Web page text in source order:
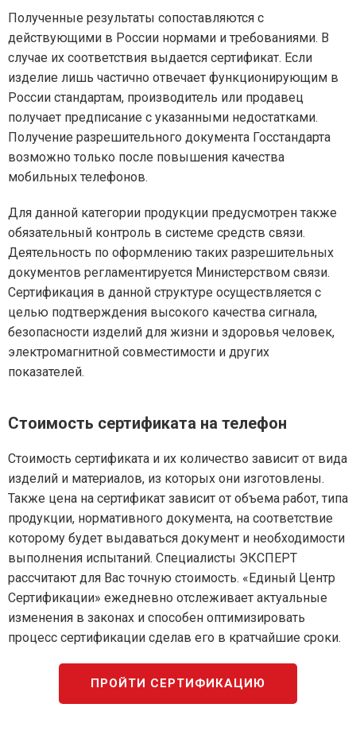
Полученные результаты сопоставляются с
действующими в России нормами и требованиями. В
случае их соответствия выдается сертификат. Если
изделие лишь частично отвечает функционирующим в
России стандартам, производитель или продавец
получает предписание с указанными недостатками.
Получение разрешительного документа Госстандарта
возможно только после повышения качества
мобильных телефонов.
Для данной категории продукции предусмотрен также
обязательный контроль в системе средств связи.
Деятельность по оформлению таких разрешительных
документов регламентируется Министерством связи.
Сертификация в данной структуре осуществляется с
целью подтверждения высокого качества сигнала,
безопасности изделий для жизни и здоровья человек,
электромагнитной совместимости и других
показателей.
Стоимость сертификата на телефон
Стоимость сертификата и их количество зависит от вида
изделий и материалов, из которых они изготовлены.
Также цена на сертификат зависит от объема работ, типа
продукции, нормативного документа, на соответствие
которому будет выдаваться документ и необходимости
выполнения испытаний. Специалисты ЭКСПЕРТ
рассчитают для Вас точную стоимость. «Единый Центр
Сертификации» ежедневно отслеживает актуальные
изменения в законах и способен оптимизировать
процесс сертификации сделав его в кратчайшие сроки.
ПРОЙТИ СЕРТИФИКАЦИЮ